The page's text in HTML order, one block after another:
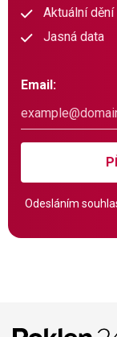
Aktuální dění
Jasná data
Email:
Odesláním